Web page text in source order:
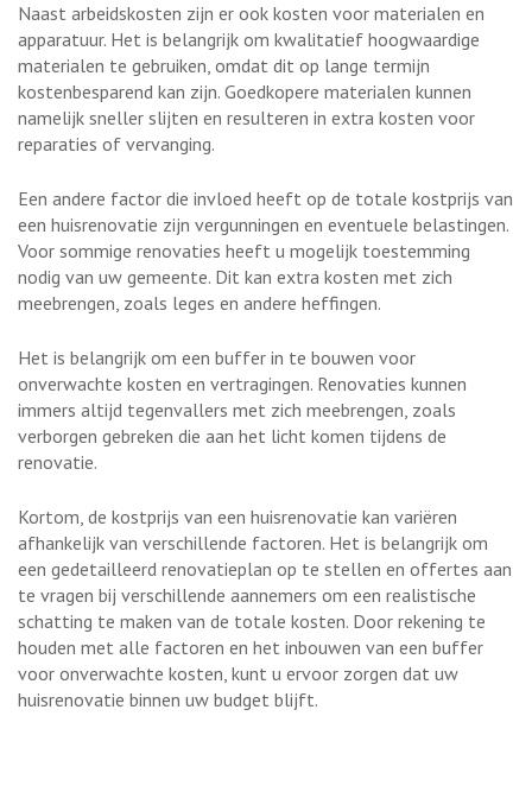
Naast arbeidskosten zijn er ook kosten voor materialen en
apparatuur. Het is belangrijk om kwalitatief hoogwaardige
materialen te gebruiken, omdat dit op lange termijn
kostenbesparend kan zijn. Goedkopere materialen kunnen
namelijk sneller slijten en resulteren in extra kosten voor
reparaties of vervanging.
Een andere factor die invloed heeft op de totale kostprijs van
een huisrenovatie zijn vergunningen en eventuele belastingen.
Voor sommige renovaties heeft u mogelijk toestemming
nodig van uw gemeente. Dit kan extra kosten met zich
meebrengen, zoals leges en andere heffingen.
Het is belangrijk om een buffer in te bouwen voor
onverwachte kosten en vertragingen. Renovaties kunnen
immers altijd tegenvallers met zich meebrengen, zoals
verborgen gebreken die aan het licht komen tijdens de
renovatie.
Kortom, de kostprijs van een huisrenovatie kan variëren
afhankelijk van verschillende factoren. Het is belangrijk om
een gedetailleerd renovatieplan op te stellen en offertes aan
te vragen bij verschillende aannemers om een realistische
schatting te maken van de totale kosten. Door rekening te
houden met alle factoren en het inbouwen van een buffer
voor onverwachte kosten, kunt u ervoor zorgen dat uw
huisrenovatie binnen uw budget blijft.